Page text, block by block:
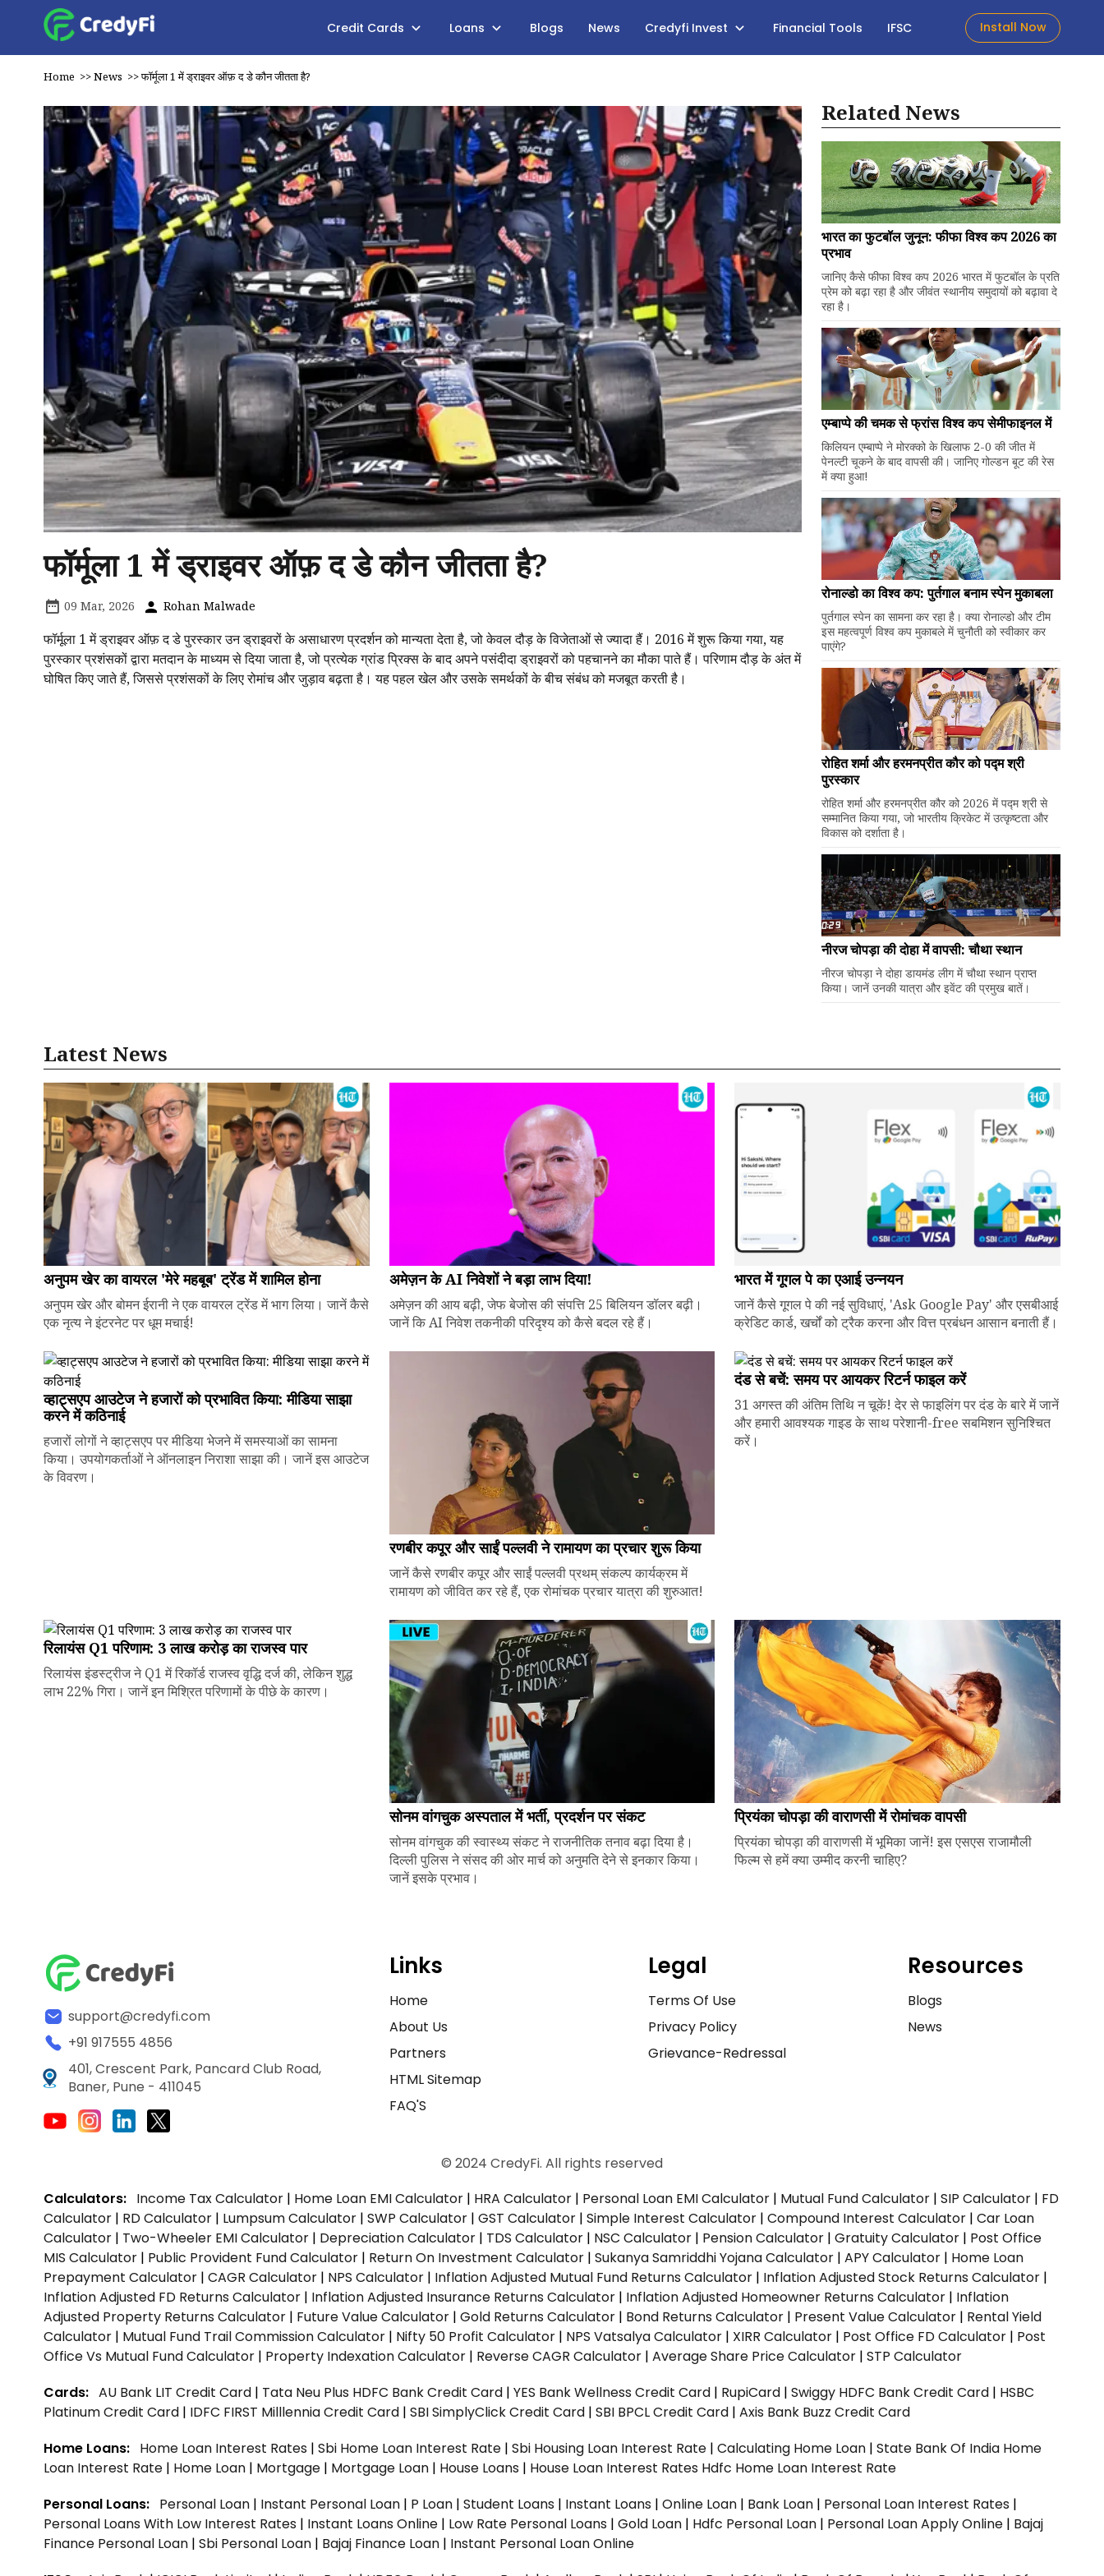
Credit Cards Loans Blogs News Credyfi Invest Financial Tools IFSC Install Now
Home >>News >>फॉर्मूला 1 में ड्राइवर ऑफ़ द डे कौन जीतता है?
फॉर्मूला 1 में ड्राइवर ऑफ़ द डे कौन जीतता है?
09 Mar, 2026 Rohan Malwade
फॉर्मूला 1 में ड्राइवर ऑफ़ द डे पुरस्कार उन ड्राइवरों के असाधारण प्रदर्शन को मान्यता देता है, जो केवल दौड़ के विजेताओं से ज्यादा हैं। 2016 में शुरू किया गया, यह
पुरस्कार प्रशंसकों द्वारा मतदान के माध्यम से दिया जाता है, जो प्रत्येक ग्रांड प्रिक्स के बाद अपने पसंदीदा ड्राइवरों को पहचानने का मौका पाते हैं। परिणाम दौड़ के अंत में
घोषित किए जाते हैं, जिससे प्रशंसकों के लिए रोमांच और जुड़ाव बढ़ता है। यह पहल खेल और उसके समर्थकों के बीच संबंध को मजबूत करती है।
Related News
भारत का फुटबॉल जुनून: फीफा विश्व कप 2026 का
प्रभाव
जानिए कैसे फीफा विश्व कप 2026 भारत में फुटबॉल के प्रति
प्रेम को बढ़ा रहा है और जीवंत स्थानीय समुदायों को बढ़ावा दे
रहा है।
एम्बाप्पे की चमक से फ्रांस विश्व कप सेमीफाइनल में
किलियन एम्बाप्पे ने मोरक्को के खिलाफ 2-0 की जीत में
पेनल्टी चूकने के बाद वापसी की। जानिए गोल्डन बूट की रेस
में क्या हुआ!
रोनाल्डो का विश्व कप: पुर्तगाल बनाम स्पेन मुकाबला
पुर्तगाल स्पेन का सामना कर रहा है। क्या रोनाल्डो और टीम
इस महत्वपूर्ण विश्व कप मुकाबले में चुनौती को स्वीकार कर
पाएंगे?
रोहित शर्मा और हरमनप्रीत कौर को पद्म श्री
पुरस्कार
रोहित शर्मा और हरमनप्रीत कौर को 2026 में पद्म श्री से
सम्मानित किया गया, जो भारतीय क्रिकेट में उत्कृष्टता और
विकास को दर्शाता है।
नीरज चोपड़ा की दोहा में वापसी: चौथा स्थान
नीरज चोपड़ा ने दोहा डायमंड लीग में चौथा स्थान प्राप्त
किया। जानें उनकी यात्रा और इवेंट की प्रमुख बातें।
Latest News
अनुपम खेर का वायरल 'मेरे महबूब' ट्रेंड में शामिल होना
अनुपम खेर और बोमन ईरानी ने एक वायरल ट्रेंड में भाग लिया। जानें कैसे
एक नृत्य ने इंटरनेट पर धूम मचाई!
अमेज़न के AI निवेशों ने बड़ा लाभ दिया!
अमेज़न की आय बढ़ी, जेफ बेजोस की संपत्ति 25 बिलियन डॉलर बढ़ी।
जानें कि AI निवेश तकनीकी परिदृश्य को कैसे बदल रहे हैं।
भारत में गूगल पे का एआई उन्नयन
जानें कैसे गूगल पे की नई सुविधाएं, 'Ask Google Pay' और एसबीआई
क्रेडिट कार्ड, खर्चों को ट्रैक करना और वित्त प्रबंधन आसान बनाती हैं।
व्हाट्सएप आउटेज ने हजारों को प्रभावित किया: मीडिया साझा
करने में कठिनाई
हजारों लोगों ने व्हाट्सएप पर मीडिया भेजने में समस्याओं का सामना
किया। उपयोगकर्ताओं ने ऑनलाइन निराशा साझा की। जानें इस आउटेज
के विवरण।
रणबीर कपूर और साईं पल्लवी ने रामायण का प्रचार शुरू किया
जानें कैसे रणबीर कपूर और साईं पल्लवी प्रथम् संकल्प कार्यक्रम में
रामायण को जीवित कर रहे हैं, एक रोमांचक प्रचार यात्रा की शुरुआत!
दंड से बचें: समय पर आयकर रिटर्न फाइल करें
31 अगस्त की अंतिम तिथि न चूकें! देर से फाइलिंग पर दंड के बारे में जानें
और हमारी आवश्यक गाइड के साथ परेशानी-free सबमिशन सुनिश्चित
करें।
रिलायंस Q1 परिणाम: ₹3 लाख करोड़ का राजस्व पार
रिलायंस इंडस्ट्रीज ने Q1 में रिकॉर्ड राजस्व वृद्धि दर्ज की, लेकिन शुद्ध
लाभ 22% गिरा। जानें इन मिश्रित परिणामों के पीछे के कारण।
सोनम वांगचुक अस्पताल में भर्ती, प्रदर्शन पर संकट
सोनम वांगचुक की स्वास्थ्य संकट ने राजनीतिक तनाव बढ़ा दिया है।
दिल्ली पुलिस ने संसद की ओर मार्च को अनुमति देने से इनकार किया।
जानें इसके प्रभाव।
प्रियंका चोपड़ा की वाराणसी में रोमांचक वापसी
प्रियंका चोपड़ा की वाराणसी में भूमिका जानें! इस एसएस राजामौली
फिल्म से हमें क्या उम्मीद करनी चाहिए?
support@credyfi.com
+91 917555 4856
401, Crescent Park, Pancard Club Road,
Baner, Pune - 411045
Links
Home
About Us
Partners
HTML Sitemap
FAQ'S
Legal
Terms Of Use
Privacy Policy
Grievance-Redressal
Resources
Blogs
News
© 2024 CredyFi. All rights reserved
Calculators: Income Tax Calculator | Home Loan EMI Calculator | HRA Calculator | Personal Loan EMI Calculator | Mutual Fund Calculator | SIP Calculator | FD
Calculator | RD Calculator | Lumpsum Calculator | SWP Calculator | GST Calculator | Simple Interest Calculator | Compound Interest Calculator | Car Loan
Calculator | Two-Wheeler EMI Calculator | Depreciation Calculator | TDS Calculator | NSC Calculator | Pension Calculator | Gratuity Calculator | Post Office
MIS Calculator | Public Provident Fund Calculator | Return On Investment Calculator | Sukanya Samriddhi Yojana Calculator | APY Calculator | Home Loan
Prepayment Calculator | CAGR Calculator | NPS Calculator | Inflation Adjusted Mutual Fund Returns Calculator | Inflation Adjusted Stock Returns Calculator |
Inflation Adjusted FD Returns Calculator | Inflation Adjusted Insurance Returns Calculator | Inflation Adjusted Homeowner Returns Calculator | Inflation
Adjusted Property Returns Calculator | Future Value Calculator | Gold Returns Calculator | Bond Returns Calculator | Present Value Calculator | Rental Yield
Calculator | Mutual Fund Trail Commission Calculator | Nifty 50 Profit Calculator | NPS Vatsalya Calculator | XIRR Calculator | Post Office FD Calculator | Post
Office Vs Mutual Fund Calculator | Property Indexation Calculator | Reverse CAGR Calculator | Average Share Price Calculator | STP Calculator
Cards: AU Bank LIT Credit Card | Tata Neu Plus HDFC Bank Credit Card | YES Bank Wellness Credit Card | RupiCard | Swiggy HDFC Bank Credit Card | HSBC
Platinum Credit Card | IDFC FIRST Milllennia Credit Card | SBI SimplyClick Credit Card | SBI BPCL Credit Card | Axis Bank Buzz Credit Card
Home Loans: Home Loan Interest Rates | Sbi Home Loan Interest Rate | Sbi Housing Loan Interest Rate | Calculating Home Loan | State Bank Of India Home
Loan Interest Rate | Home Loan | Mortgage | Mortgage Loan | House Loans | House Loan Interest Rates Hdfc Home Loan Interest Rate
Personal Loans: Personal Loan | Instant Personal Loan | P Loan | Student Loans | Instant Loans | Online Loan | Bank Loan | Personal Loan Interest Rates |
Personal Loans With Low Interest Rates | Instant Loans Online | Low Rate Personal Loans | Gold Loan | Hdfc Personal Loan | Personal Loan Apply Online | Bajaj
Finance Personal Loan | Sbi Personal Loan | Bajaj Finance Loan | Instant Personal Loan Online